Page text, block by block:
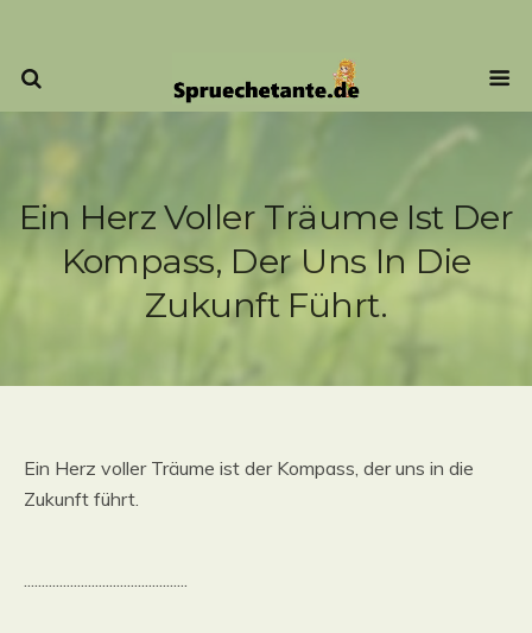
Ein Herz Voller Träume Ist Der
Kompass, Der Uns In Die
Zukunft Führt.
Ein Herz voller Träume ist der Kompass, der uns in die
Zukunft führt.
..............................................